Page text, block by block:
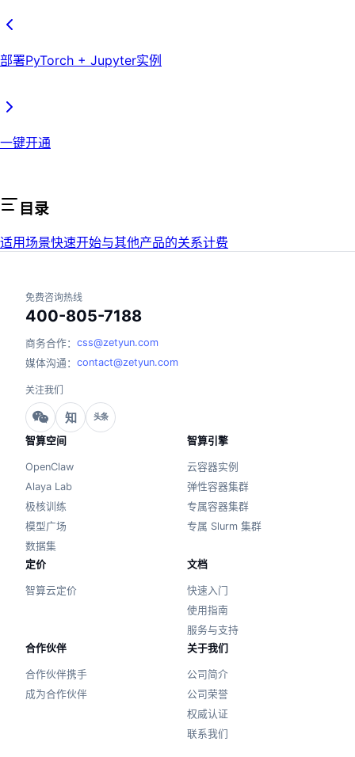
部署PyTorch + Jupyter实例
一键开通
目录
适用场景快速开始与其他产品的关系计费
免费咨询热线
400-805-7188
商务合作： css@zetyun.com
媒体沟通： contact@zetyun.com
关注我们
知 头条
智算空间
OpenClaw
Alaya Lab
极核训练
模型广场
数据集
智算引擎
云容器实例
弹性容器集群
专属容器集群
专属 Slurm 集群
定价
智算云定价
文档
快速入门
使用指南
服务与支持
合作伙伴
合作伙伴携手
成为合作伙伴
关于我们
公司简介
公司荣誉
权威认证
联系我们